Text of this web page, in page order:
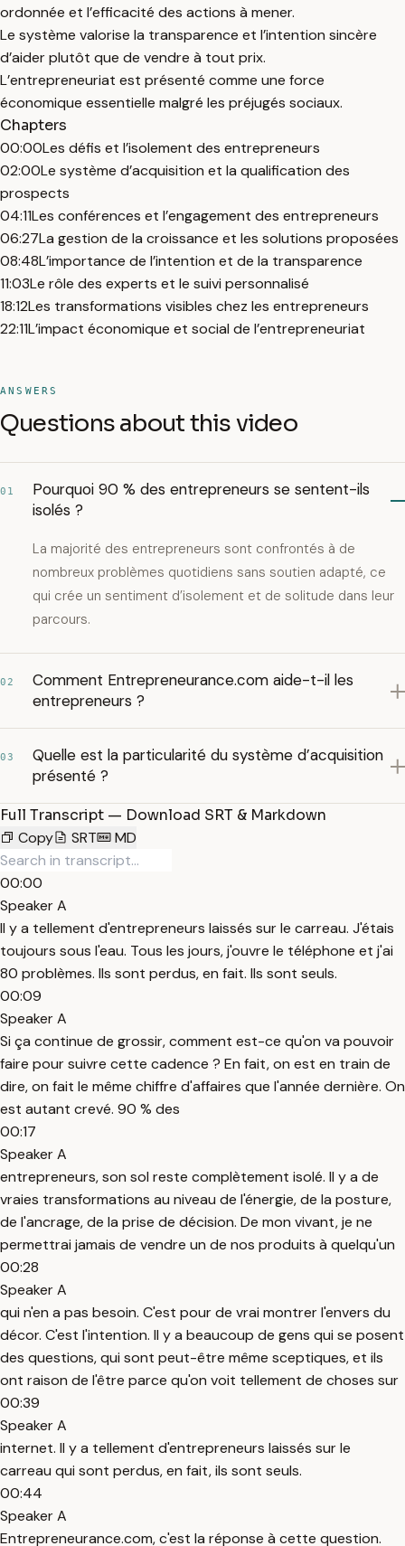
ordonnée et l’efficacité des actions à mener.
Le système valorise la transparence et l’intention sincère
d’aider plutôt que de vendre à tout prix.
L’entrepreneuriat est présenté comme une force
économique essentielle malgré les préjugés sociaux.
Chapters
00:00Les défis et l’isolement des entrepreneurs
02:00Le système d’acquisition et la qualification des
prospects
04:11Les conférences et l’engagement des entrepreneurs
06:27La gestion de la croissance et les solutions proposées
08:48L’importance de l’intention et de la transparence
11:03Le rôle des experts et le suivi personnalisé
18:12Les transformations visibles chez les entrepreneurs
22:11L’impact économique et social de l’entrepreneuriat
ANSWERS
Questions about this video
01
Pourquoi 90 % des entrepreneurs se sentent-ils
isolés ?
La majorité des entrepreneurs sont confrontés à de
nombreux problèmes quotidiens sans soutien adapté, ce
qui crée un sentiment d’isolement et de solitude dans leur
parcours.
02
Comment Entrepreneurance.com aide-t-il les
entrepreneurs ?
03
Quelle est la particularité du système d’acquisition
présenté ?
Full Transcript — Download SRT & Markdown
Copy
SRT MD
00:00
Speaker A
Il y a tellement d'entrepreneurs laissés sur le carreau. J'étais
toujours sous l'eau. Tous les jours, j'ouvre le téléphone et j'ai
80 problèmes. Ils sont perdus, en fait. Ils sont seuls.
00:09
Speaker A
Si ça continue de grossir, comment est-ce qu'on va pouvoir
faire pour suivre cette cadence ? En fait, on est en train de
dire, on fait le même chiffre d'affaires que l'année dernière. On
est autant crevé. 90 % des
00:17
Speaker A
entrepreneurs, son sol reste complètement isolé. Il y a de
vraies transformations au niveau de l'énergie, de la posture,
de l'ancrage, de la prise de décision. De mon vivant, je ne
permettrai jamais de vendre un de nos produits à quelqu'un
00:28
Speaker A
qui n'en a pas besoin. C'est pour de vrai montrer l'envers du
décor. C'est l'intention. Il y a beaucoup de gens qui se posent
des questions, qui sont peut-être même sceptiques, et ils
ont raison de l'être parce qu'on voit tellement de choses sur
00:39
Speaker A
internet. Il y a tellement d'entrepreneurs laissés sur le
carreau qui sont perdus, en fait, ils sont seuls.
00:44
Speaker A
Entrepreneurance.com, c'est la réponse à cette question.